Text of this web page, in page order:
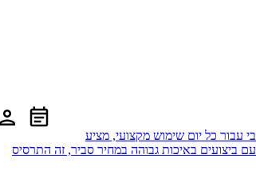
האולטימטיבי עבור כל יום שימוש מקצועי, מציע
ביצועים באיכות גבוהה במחיר סביר, זה התרסיס